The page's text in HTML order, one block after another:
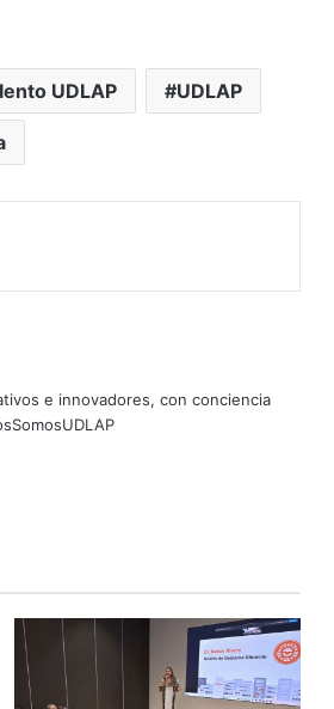
UDLAP UDLAP
e innovadores, con conciencia